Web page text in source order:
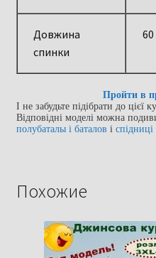
Довжина
спинки
60
Пройти в
І не забудьте підібрати до
Відповідні моделі можна
полубаталы і баталов і спідниці
Похожие